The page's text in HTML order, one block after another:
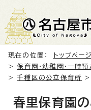
現在の位置： トップページ
>保育園・幼稚園・一時預
>千種区の公立保育所 >
春里保育園